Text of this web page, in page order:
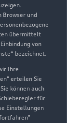
Browser und
übermittelt
von
bezeichnet.
Ihre
erteilen Sie
können auch
für
Einstellungen